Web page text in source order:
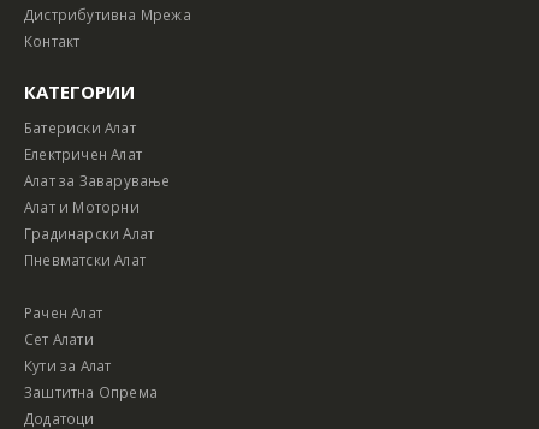
Дистрибутивна Мрежа
Контакт
КАТЕГОРИИ
Батериски Алат
Електричен Алат
Алат за Заварување
Алат и Моторни
Градинарски Алат
Пневматски Алат
Рачен Алат
Сет Алати
Кути за Алат
Заштитна Опрема
Додатоци